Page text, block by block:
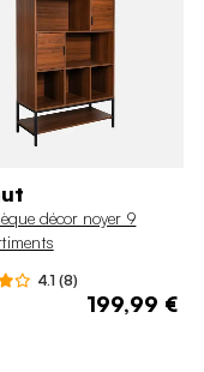
décor noyer 9
4.1 (8)
199,99 €